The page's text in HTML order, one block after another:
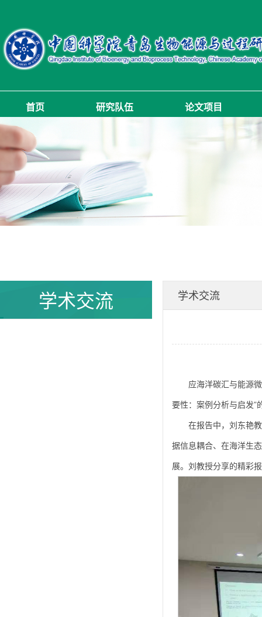
首页 研究队伍 论文项目
学术交流 学术交流
应海洋碳汇与能源
要性：案例分析与启发”
在报告中，刘东艳
据信息耦合、在海洋生
展。刘教授分享的精彩